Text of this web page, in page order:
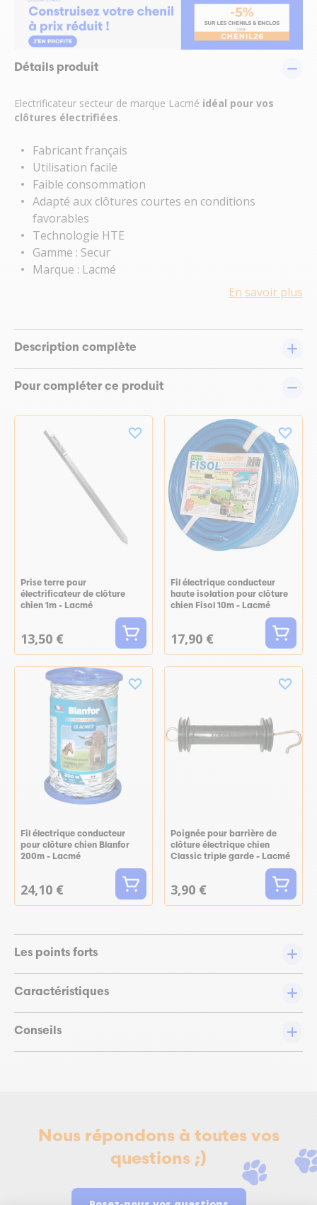
Détails produit
Electrificateur secteur de marque Lacmé idéal pour vos
clôtures électrifiées.
Fabricant français
Utilisation facile
Faible consommation
Adapté aux clôtures courtes en conditions
favorables
Technologie HTE
Gamme : Secur
Marque : Lacmé
En savoir plus
Description complète
Pour compléter ce produit
Prise terre pour
électrificateur de clôture
chien 1m - Lacmé
13,50 €
Fil électrique conducteur
haute isolation pour clôture
chien Fisol 10m - Lacmé
17,90 €
Fil électrique conducteur
pour clôture chien Blanfor
200m - Lacmé
24,10 €
Poignée pour barrière de
clôture électrique chien
Classic triple garde - Lacmé
3,90 €
Les points forts
Caractéristiques
Conseils
Nous répondons à toutes vos
questions ;)